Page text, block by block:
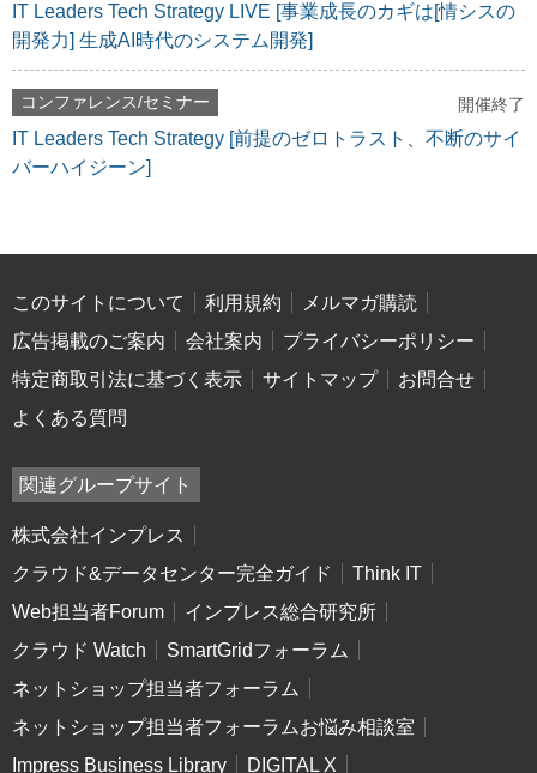
IT Leaders Tech Strategy LIVE [事業成長のカギは[情シスの
開発力] 生成AI時代のシステム開発]
コンファレンス/セミナー 開催終了
IT Leaders Tech Strategy [前提のゼロトラスト、不断のサイ
バーハイジーン]
このサイトについて 利用規約
メルマガ購読
広告掲載のご案内
会社案内
プライバシーポリシー
特定商取引法に基づく表示
サイトマップ
お問合せ
よくある質問
関連グループサイト
株式会社インプレス
クラウド&データセンター完全ガイド
Think IT
Web担当者Forum
インプレス総合研究所
クラウド Watch
SmartGridフォーラム
ネットショップ担当者フォーラム
ネットショップ担当者フォーラムお悩み相談室
Impress Business Library
DIGITAL X